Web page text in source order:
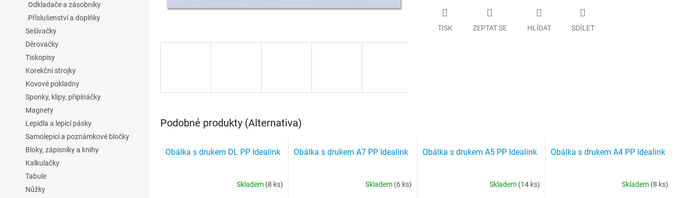
Odkladače a zásobníky
Příslušenství a doplňky
Sešívačky
Děrovačky
Tiskopisy
Korekční strojky
Kovové pokladny
Sponky, klipy, připínáčky
Magnety
Lepidla a lepicí pásky
Samolepicí a poznámkové bločky
Bloky, zápisníky a knihy
Kalkulačky
Tabule
Nůžky
TISK ZEPTAT SE HLÍDAT SDÍLET
Podobné produkty (Alternativa)
Obálka s drukem DL PP Idealink
Skladem (8 ks)
Obálka s drukem A7 PP Idealink
Skladem (6 ks)
Obálka s drukem A5 PP Idealink
Skladem (14 ks)
Obálka s drukem A4 PP Idealink
Skladem (8 ks)